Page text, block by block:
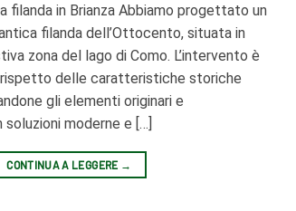
filanda in Brianza Abbiamo progettato un
filanda dell’Ottocento, situata in
zona del lago di Como. L’intervento è
delle caratteristiche storiche
gli elementi originari e
moderne e […]
CONTINUA A LEGGERE →